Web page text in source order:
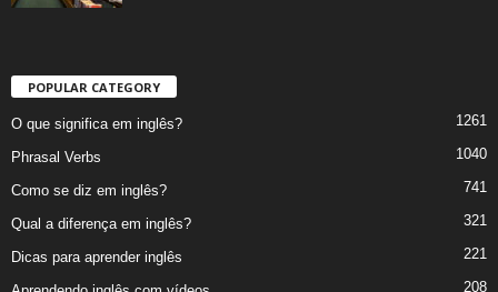
POPULAR CATEGORY
O que significa em inglês? 1261
Phrasal Verbs 1040
Como se diz em inglês? 741
Qual a diferença em inglês? 321
Dicas para aprender inglês 221
208